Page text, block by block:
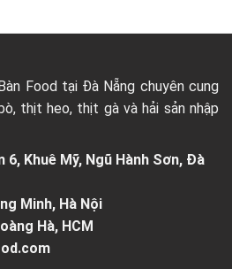
Food tại Đà Nẵng chuyên cung
thịt heo, thịt gà và hải sản nhập
6, Khuê Mỹ, Ngũ Hành Sơn, Đà
Minh, Hà Nội
Hà, HCM